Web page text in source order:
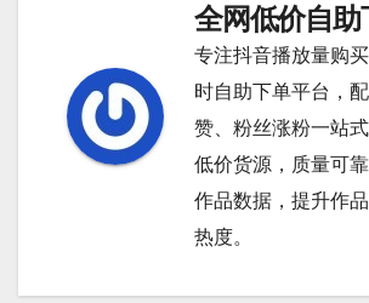
全网低价自助
专注抖音播放量购
时自助下单平台，
赞、粉丝涨粉一站
低价货源，质量可
作品数据，提升作
热度。